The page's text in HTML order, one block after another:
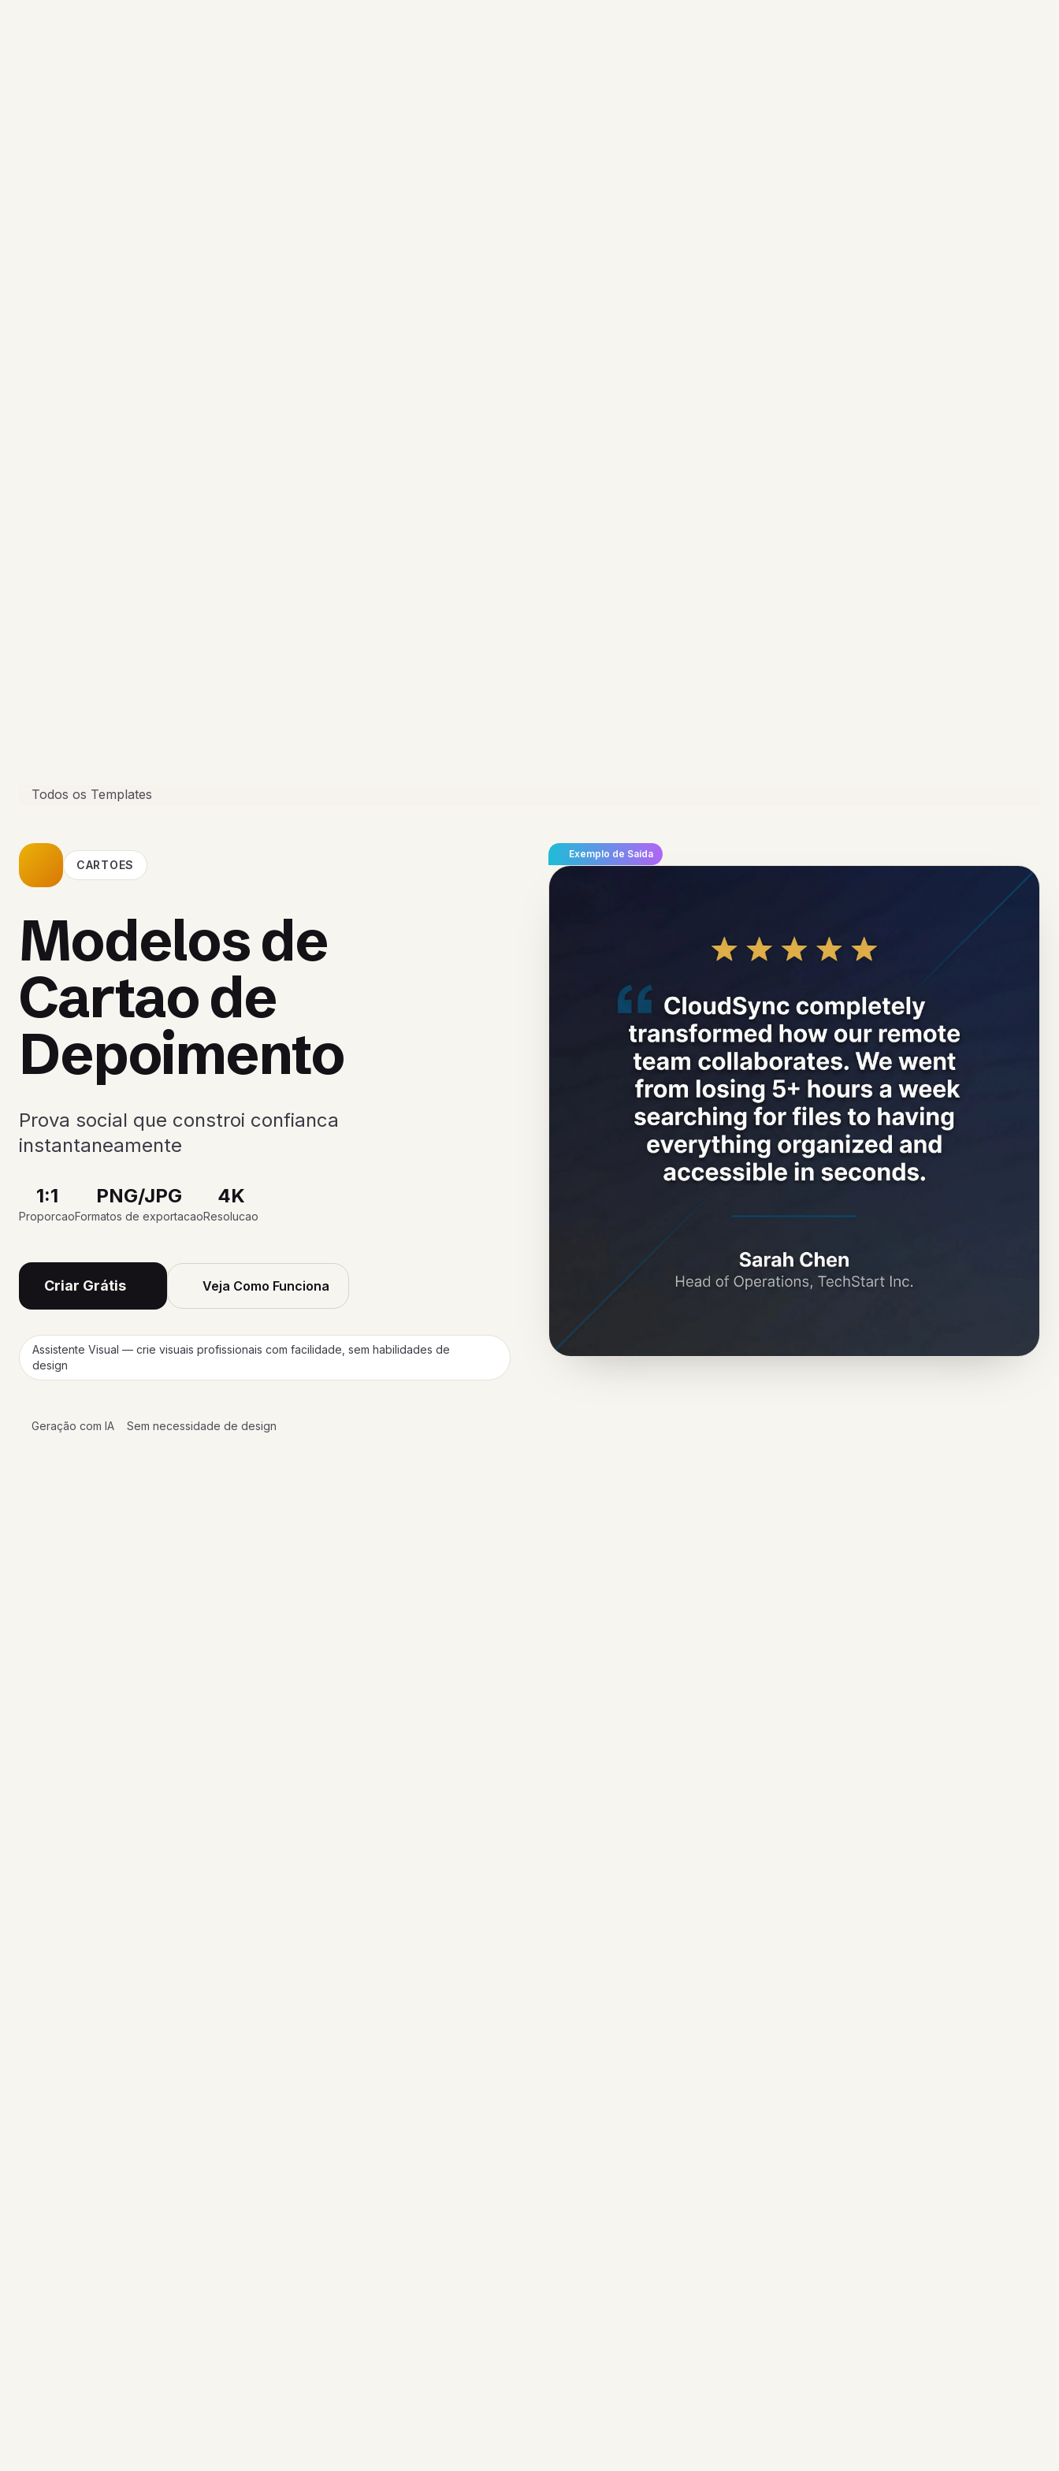
Todos os Templates
CARTOES
Modelos de
Cartao de
Depoimento
Prova social que constroi confianca
instantaneamente
1:1
Proporcao
PNG/JPG
Formatos de exportacao
4K
Resolucao
Criar Grátis Veja Como Funciona
Assistente Visual — crie visuais profissionais com facilidade, sem habilidades de
design
Geração com IA Sem necessidade de design
Exemplo de Saída